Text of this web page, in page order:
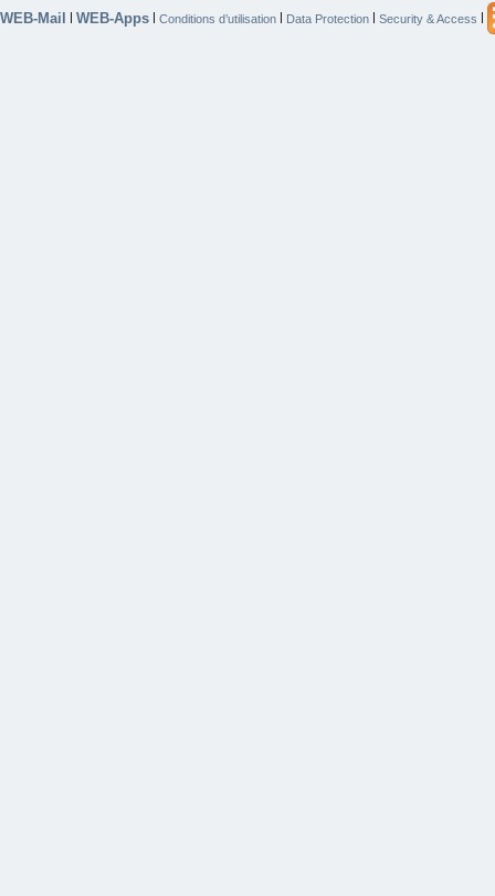
WEB-Mail | WEB-Apps | Conditions d’utilisation | Data Protection | Security & Access |